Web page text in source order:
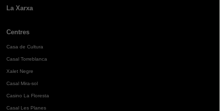
La Xarxa
Centres
Casa de Cultura
Casal Torreblanca
Xalet Negre
Casal Mira-sol
Casino La Floresta
Casal Les Planes